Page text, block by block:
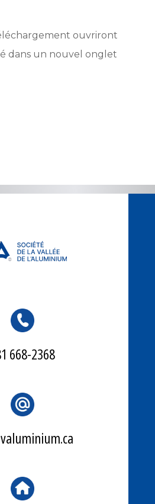
ouvriront
dans un nouvel onglet
668-2368